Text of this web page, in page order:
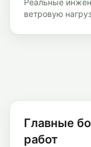
Реальные
ветровую
Главные
работ